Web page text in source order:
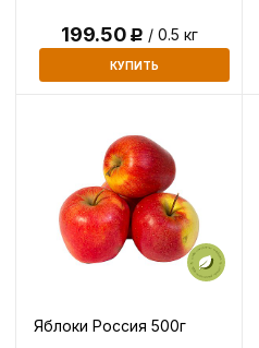
199.50Р / 0.5 кг
КУПИТЬ
Яблоки Россия 500г